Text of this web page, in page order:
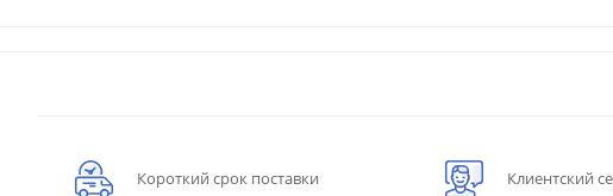
Короткий срок поставки Клиентский